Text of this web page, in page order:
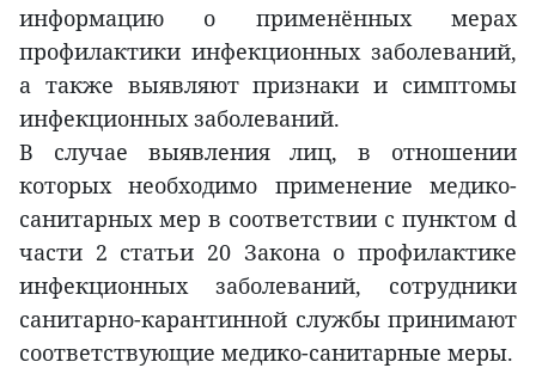
информацию о применённых мерах
профилактики инфекционных заболеваний,
а также выявляют признаки и симптомы
инфекционных заболеваний.
В случае выявления лиц, в отношении
которых необходимо применение медико-
санитарных мер в соответствии с пунктом d
части 2 статьи 20 Закона о профилактике
инфекционных заболеваний, сотрудники
санитарно-карантинной службы принимают
соответствующие медико-санитарные меры.